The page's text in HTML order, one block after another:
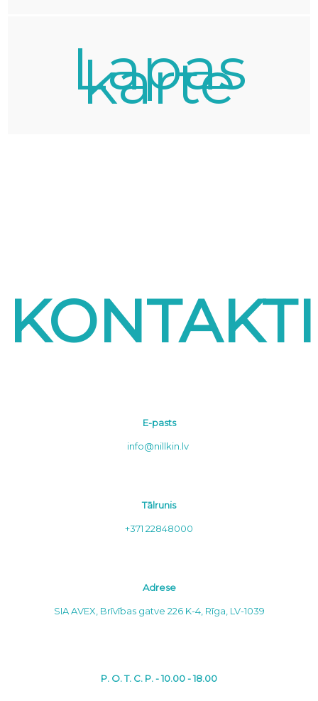
Lapas
karte
KONTAKTI
E-pasts
info@nillkin.lv
Tālrunis
+371 22848000
Adrese
SIA AVEX, Brīvības gatve 226 K-4, Rīga, LV-1039
P. O. T. C. P. - 10.00 - 18.00